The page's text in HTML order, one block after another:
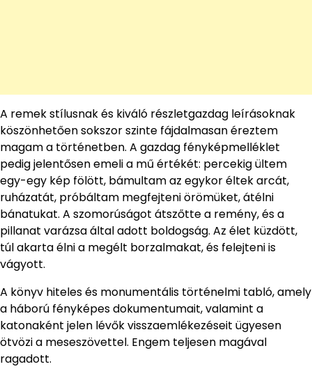
A remek stílusnak és kiváló részletgazdag leírásoknak
köszönhetően sokszor szinte fájdalmasan éreztem
magam a történetben. A gazdag fényképmelléklet
pedig jelentősen emeli a mű értékét: percekig ültem
egy-egy kép fölött, bámultam az egykor éltek arcát,
ruházatát, próbáltam megfejteni örömüket, átélni
bánatukat. A szomorúságot átszőtte a remény, és a
pillanat varázsa által adott boldogság. Az élet küzdött,
túl akarta élni a megélt borzalmakat, és felejteni is
vágyott.
A könyv hiteles és monumentális történelmi tabló, amely
a háború fényképes dokumentumait, valamint a
katonaként jelen lévők visszaemlékezéseit ügyesen
ötvözi a meseszövettel. Engem teljesen magával
ragadott.